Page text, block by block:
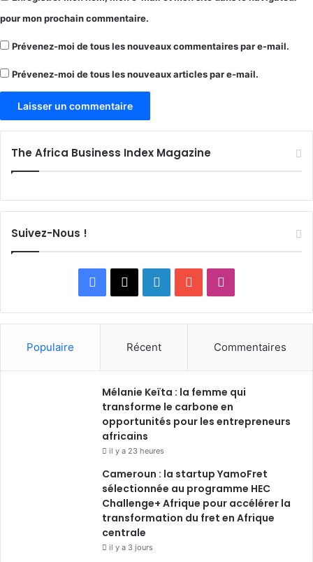
pour mon prochain commentaire.
Prévenez-moi de tous les nouveaux commentaires par e-mail.
Prévenez-moi de tous les nouveaux articles par e-mail.
The Africa Business Index Magazine
Suivez-Nous !
Facebook
X LinkedinYouTube
Populaire Récent Commentaires
Mélanie Keïta : la femme qui
transforme le carbone en
opportunités pour les entrepreneurs
africains
il y a 23 heures
Cameroun : la startup YamoFret
sélectionnée au programme HEC
Challenge+ Afrique pour accélérer la
transformation du fret en Afrique
centrale
il y a 3 jours